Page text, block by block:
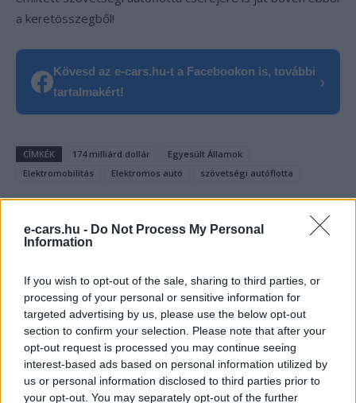
e-cars.hu - Do Not Process My Personal
Information
If you wish to opt-out of the sale, sharing to third parties, or
processing of your personal or sensitive information for
targeted advertising by us, please use the below opt-out
section to confirm your selection. Please note that after your
opt-out request is processed you may continue seeing
interest-based ads based on personal information utilized by
us or personal information disclosed to third parties prior to
your opt-out. You may separately opt-out of the further
a keretösszegből!
Kövesd az e-cars.hu-t a Facebookon is, további
tartalmakért!
›
CÍMKÉK 174 milliárd dollár
Egyesült Államok
Elektromobilitás
Elektromos autó szövetségi autóflotta